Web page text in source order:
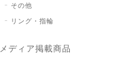
その他
リング・指輪
メディア掲載商品